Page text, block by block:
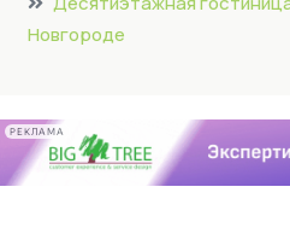
Новгороде
РЕКЛАМА